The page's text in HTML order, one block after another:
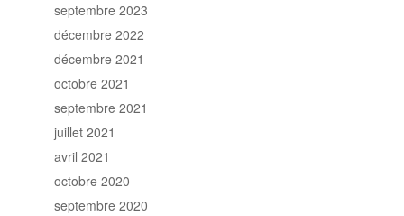
septembre 2023
décembre 2022
décembre 2021
octobre 2021
septembre 2021
juillet 2021
avril 2021
octobre 2020
septembre 2020